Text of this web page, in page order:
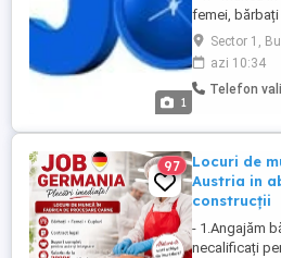
1
femei,
lucru este de
noapte de
vineri sunteți
(34 Ron ora)
veți primi ...
Sector 1,
azi 10:34
Telefon
97
Locuri de
Austria in
construcții
- 1.Angajăm
necalificați